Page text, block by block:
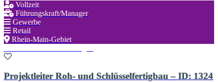
Vollzeit
Führungskraft/Manager
Gewerbe
Retail
Rhein-Main-Gebiet
Projektleiter Roh- und Schlüsselfertigbau – ID: 1324